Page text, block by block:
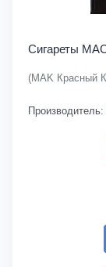
Сигареты
(MAK Красный
Производитель: